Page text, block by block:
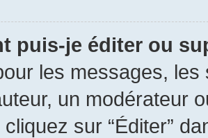
puis-je éditer ou
les messages,
un modérateur
sur “Éditer”